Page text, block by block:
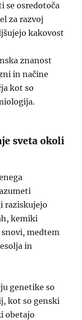
se osredotoča
za razvoj
kakovost
znanost
in načine
kot so
sveta okoli
raziskujejo
kemiki
medtem
in
genetike so
kot so genski
obetajo